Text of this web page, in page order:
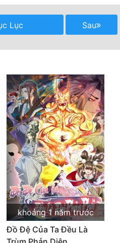
Lục Sau
khoảng 1 năm trước
Đồ Đệ Của Ta Đều Là